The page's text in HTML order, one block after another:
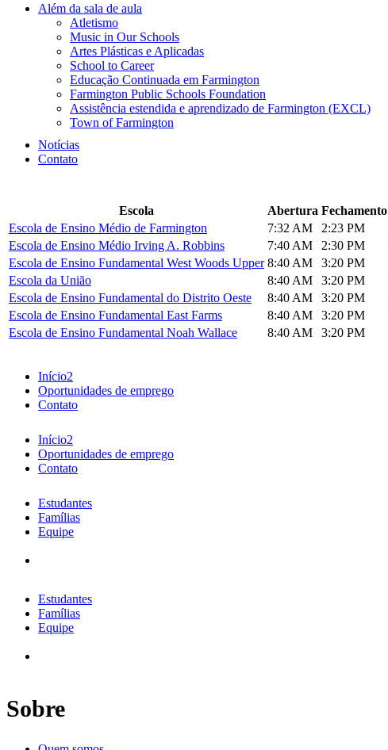
Além da sala de aula
Atletismo
Music in Our Schools
Artes Plásticas e Aplicadas
School to Career
Educação Continuada em Farmington
Farmington Public Schools Foundation
Assistência estendida e aprendizado de Farmington (EXCL)
Town of Farmington
Notícias
Contato
Escola Abertura Fechamento
Escola de Ensino Médio de Farmington
7:32 AM 2:23 PM
Escola de Ensino Médio Irving A. Robbins
7:40 AM 2:30 PM
Escola de Ensino Fundamental West Woods Upper 8:40 AM 3:20 PM
Escola da União
8:40 AM 3:20 PM
Escola de Ensino Fundamental do Distrito Oeste
8:40 AM 3:20 PM
Escola de Ensino Fundamental East Farms
8:40 AM 3:20 PM
Escola de Ensino Fundamental Noah Wallace
8:40 AM 3:20 PM
Início2
Oportunidades de emprego
Contato
Início2
Oportunidades de emprego
Contato
Estudantes
Famílias
Equipe
Estudantes
Famílias
Equipe
Sobre